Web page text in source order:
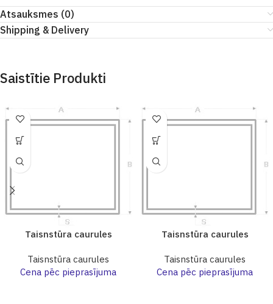
Atsauksmes (0)
Shipping & Delivery
Saistītie Produkti
Taisnstūra caurules
Taisnstūra caurules
Cena pēc pieprasījuma
Taisnstūra caurules
Taisnstūra caurules
Cena pēc pieprasījuma